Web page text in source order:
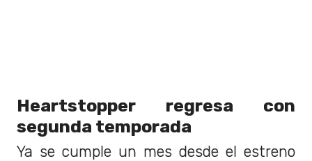
Heartstopper regresa con
segunda temporada
Ya se cumple un mes desde el estreno